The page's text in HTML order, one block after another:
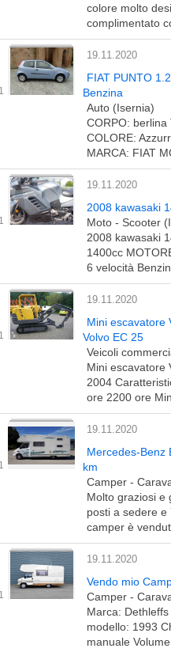
colore molto
complimentato
19.11.2020
FIAT PUNTO
Benzina
Auto (Isernia)
CORPO: berlina
COLORE:
MARCA: FIAT
19.11.2020
2008 kawasaki
Moto - Scooter
2008 kawasaki
1400cc
6 velocità
19.11.2020
Mini escavatore
Volvo EC 25
Veicoli
Mini escavatore
2004
ore 2200 ore
19.11.2020
Mercedes-Benz
km
Camper -
Molto graziosi e
posti a sedere
camper è
19.11.2020
Vendo mio
Camper -
Marca:
modello: 1993
manuale Volume